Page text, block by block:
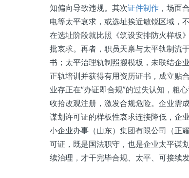
知偏向导致违规。其次证件制作 ，场面
电等太平哀求，或选址挨近敏锐区域，
在选址阶段就比照《筑设安排防火样板
批哀求。再者，职员天禀与太平轨制流
书；太平治理轨制照搬模板，未联结企
正轨培训并获得有用资历证书，成立贴
业存正在“办证即合规”的过失认知，粗
收拾改观注册，激发合规危险。企业需
谋划许可证的样板性哀求连接降低，企
小企业办事（山东）集团有限公司（正
可证，既是国法职守，也是企业太平谋
续治理，才干完毕合规、太平、可接续